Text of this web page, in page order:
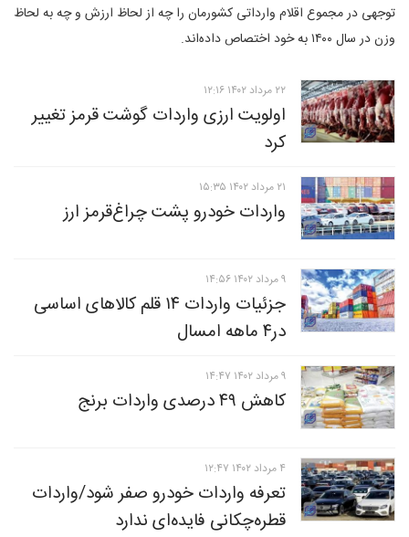
توجهی در مجموع اقلام وارداتی کشورمان را چه از لحاظ ارزش و چه به لحاظ
وزن در سال ۱۴۰۰ به خود اختصاص داده‌اند.
۲۲ مرداد ۱۴۰۲ ۱۲:۱۶
اولویت ارزی واردات گوشت قرمز تغییر
کرد
۲۱ مرداد ۱۴۰۲ ۱۵:۳۵
واردات خودرو پشت‌ چراغ‌قرمز ارز
۹ مرداد ۱۴۰۲ ۱۴:۵۶
جزئیات واردات ۱۴ قلم کالاهای اساسی
در۴ ماهه امسال
۹ مرداد ۱۴۰۲ ۱۴:۴۷
کاهش ۴۹ درصدی واردات برنج
۴ مرداد ۱۴۰۲ ۱۲:۴۷
تعرفه واردات خودرو صفر شود/‏‬واردات
قطره‌چکانی فایده‌ای ندارد